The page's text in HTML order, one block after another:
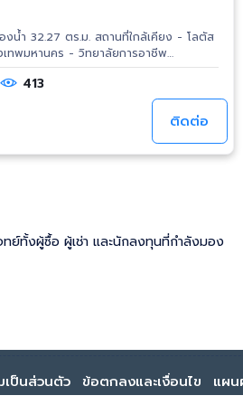
ถานที่ใกล้เคียง - โลตัส
ทพมหานคร - วิทยาลัยการอาชีพ
.นวเวช - รพ.เด็กสินแพทย์ รามอินทรา -
พลส - แฟชั่นไอส์แลนด์
413
ติดต่อ
ย์ทั้งผู้ซื้อ ผู้เช่า และนักลงทุนที่กำลังมอง
เป็นส่วนตัว ข้อตกลงและเงื่อนไข แผน